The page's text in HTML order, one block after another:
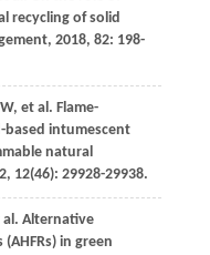
recycling of solid
, 2018, 82: 198-
, et al. Flame-
intumescent
natural
, 12(46): 29928-29938.
al. Alternative
in green